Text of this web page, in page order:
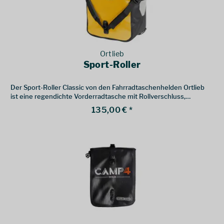
Ortlieb
Sport-Roller
Der Sport-Roller Classic von den Fahrradtaschenhelden Ortlieb
ist eine regendichte Vorderradtasche mit Rollverschluss,
Schultertragegurt, Innentasche und Reflektoren.
135,00 € *